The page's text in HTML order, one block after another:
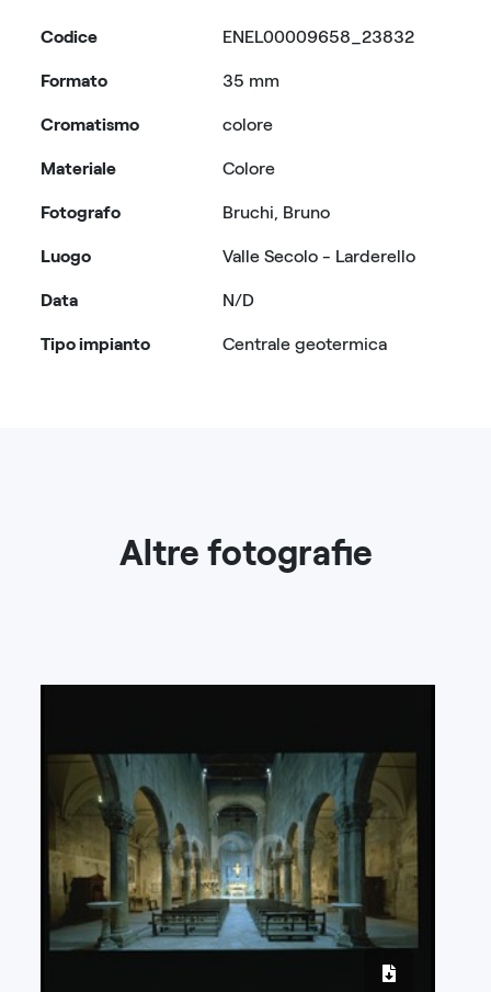
Codice
Formato
Cromatismo
Materiale
ENEL00009658_23832
35 mm
colore
Colore
Fotografo
Luogo
Data
Tipo impianto
Bruchi, Bruno
Valle Secolo - Larderello
N/D
Centrale geotermica
Altre fotografie